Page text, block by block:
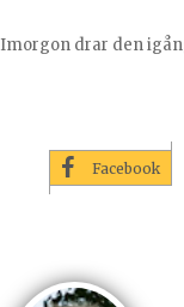
Imorgon drar den
Facebook